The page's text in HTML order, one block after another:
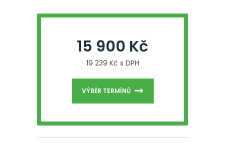
15 900 Kč
19 239 Kč s DPH
VÝBĚR TERMÍNŮ